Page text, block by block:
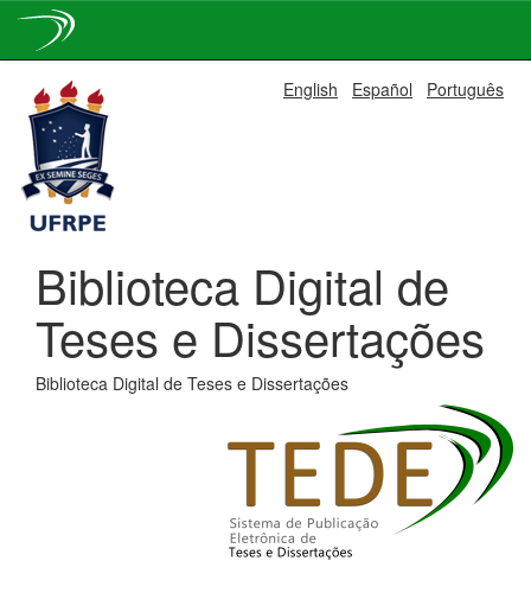
navigation
English Español Português
Biblioteca Digital de
Teses e Dissertações
Biblioteca Digital de Teses e Dissertações